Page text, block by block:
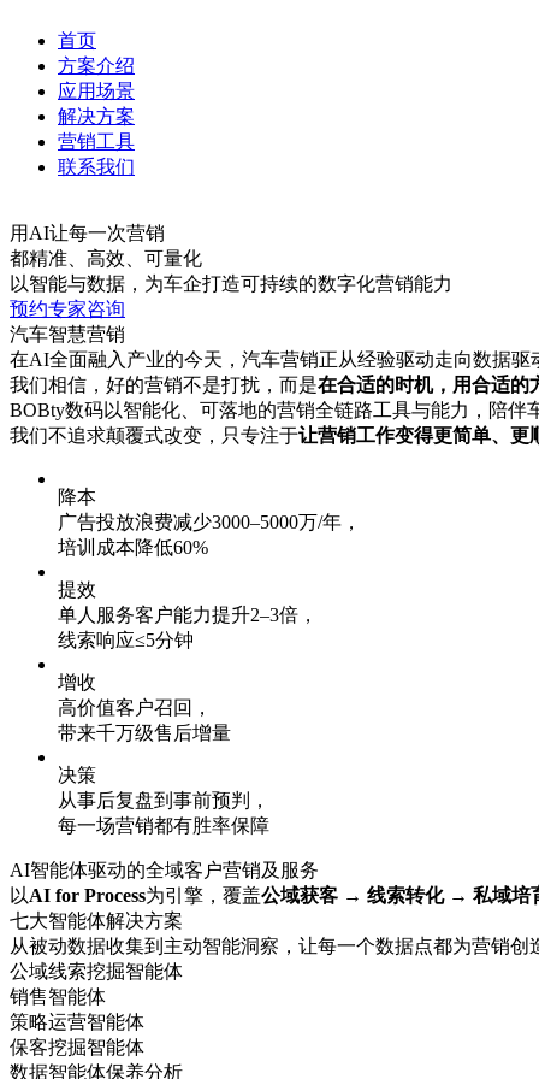
首页
方案介绍
应用场景
解决方案
营销工具
联系我们
用AI让每一次营销
都精准、高效、可量化
以智能与数据，为车企打造可持续的数字化营销能力
预约专家咨询
汽⻋智慧营销
在AI全面融入产业的今天，汽车营销正从经验驱动走向数据驱
我们相信，好的营销不是打扰，而是在合适的时机，用合适的
BOBty数码以智能化、可落地的营销全链路工具与能力，陪伴
我们不追求颠覆式改变，只专注于让营销工作变得更简单、更
降本
广告投放浪费减少3000–5000万/年，
培训成本降低60%
提效
单人服务客户能力提升2–3倍，
线索响应≤5分钟
增收
高价值客户召回，
带来千万级售后增量
决策
从事后复盘到事前预判，
每一场营销都有胜率保障
AI智能体驱动的全域客户营销及服务
以AI for Process为引擎，覆盖公域获客 → 线索转化 → 私域
七大智能体解决方案
从被动数据收集到主动智能洞察，让每一个数据点都为营销创
公域线索挖掘智能体
销售智能体
策略运营智能体
保客挖掘智能体
数据智能体保养分析